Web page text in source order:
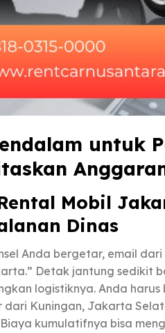
untuk
Mobil
Dinas
Anda bergetar, email
Detak jantung sedikit
logistiknya. Anda
dari Kuningan, Jakarta
kumulatifnya bisa